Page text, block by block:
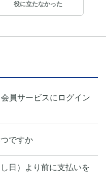
役に立たなかった
員サービスにログイン
ですか
日）より前に支払いを